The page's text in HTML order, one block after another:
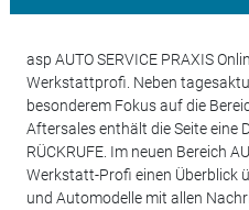
asp AUTO SERVICE PRAXIS
Werkstattprofi. Neben
besonderem Fokus auf die
Aftersales enthält die Seite eine
RÜCKRUFE. Im neuen Bereich
Werkstatt-Profi einen Überblick
und Automodelle mit allen